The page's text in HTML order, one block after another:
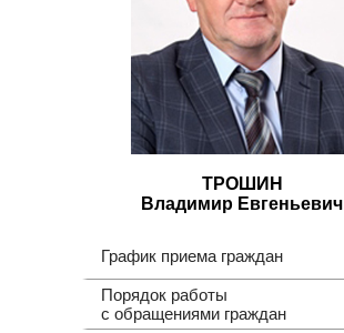
ТРОШИН
Владимир Евгеньевич
График приема граждан
Порядок работы
с обращениями граждан